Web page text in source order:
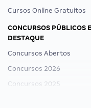
Cursos Online Gratuitos
CONCURSOS PÚBLICOS
DESTAQUE
Concursos Abertos
Concursos 2026
Concursos 2025